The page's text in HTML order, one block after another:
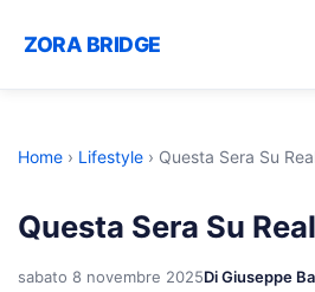
ZORA BRIDGE
Home › Lifestyle › Questa Sera Su
Questa Sera Su
sabato 8 novembre 2025Di Giuseppe